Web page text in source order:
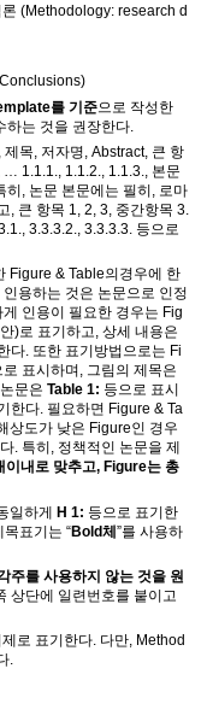
(Methodology: research d
를 기준으로 작성한
하는 것을 권장한다
, 제목, 저자명, Abstract, 큰 항
… 1.1.1., 1.1.2., 1.1.3., 본문
히 , 논문 본문에는 필히 , 로마
, 큰 항목 1, 2, 3, 중간항목 3.
3.3.3.2., 3.3.3.3. 등으로
Figure & Table의 경우에 한
용하는 것은 논문으로 인정
인용이 필요한 경우는 Fig
)로 표기하고, 상세 내용은
다. 또한 표기방법으로는 Fi
로 표시하며 , 그림의 제목은
문은 Table 1: 등으로 표시
한다. 필요하면 Figure & Ta
상도가 낮은 Figure인 경우
. 특히, 정책적인 논문을 제
이내로 맞추고, Figure는 총
일하게 H 1: 등으로 표기한
목표기는 “Bold체”를 사용하
주를 사용하지 않는 것을 원
상단에 일련번호를 붙이고
로 표기한다. 다만, Method
.